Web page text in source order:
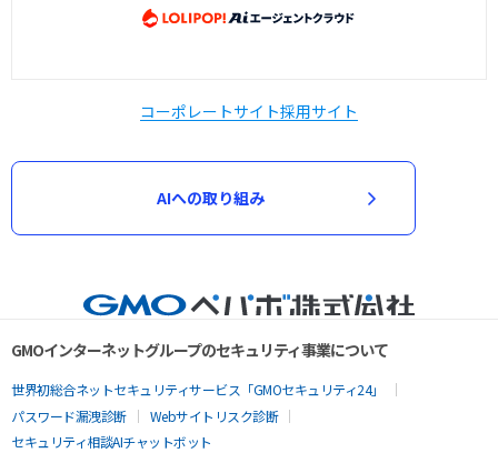
コーポレートサイト採用サイト
AIへの取り組み
GMOインターネットグループのセキュリティ事業について
世界初総合ネットセキュリティサービス「GMOセキュリティ24」
パスワード漏洩診断
Webサイトリスク診断
セキュリティ相談AIチャットボット